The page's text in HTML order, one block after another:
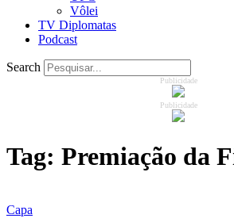
Vôlei
TV Diplomatas
Podcast
Search
Publicidade
Publicidade
Tag: Premiação da
Capa